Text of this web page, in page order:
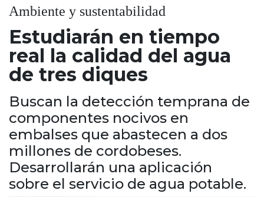
Córdoba, la Docta
Ambiente y sustentabilidad
Deportes
Córdoba diverse
Córdoba independiente
Internacionales
Humor
Villa María y zona
San Francisco y zona
Traslasierra
Punilla / Carlos Paz
Alta Gracia
Marcos Juárez
Río Primero
Valle de Calamuchita
Jesús María y norte
Cruz del Eje
Corredor de Ansenuza
La Carlota y zona
Ambiente y sustentabilidad
Estudiarán en tiempo
real la calidad del agua
de tres diques
Buscan la detección temprana de
componentes nocivos en
embalses que abastecen a dos
millones de cordobeses.
Desarrollarán una aplicación
sobre el servicio de agua potable.